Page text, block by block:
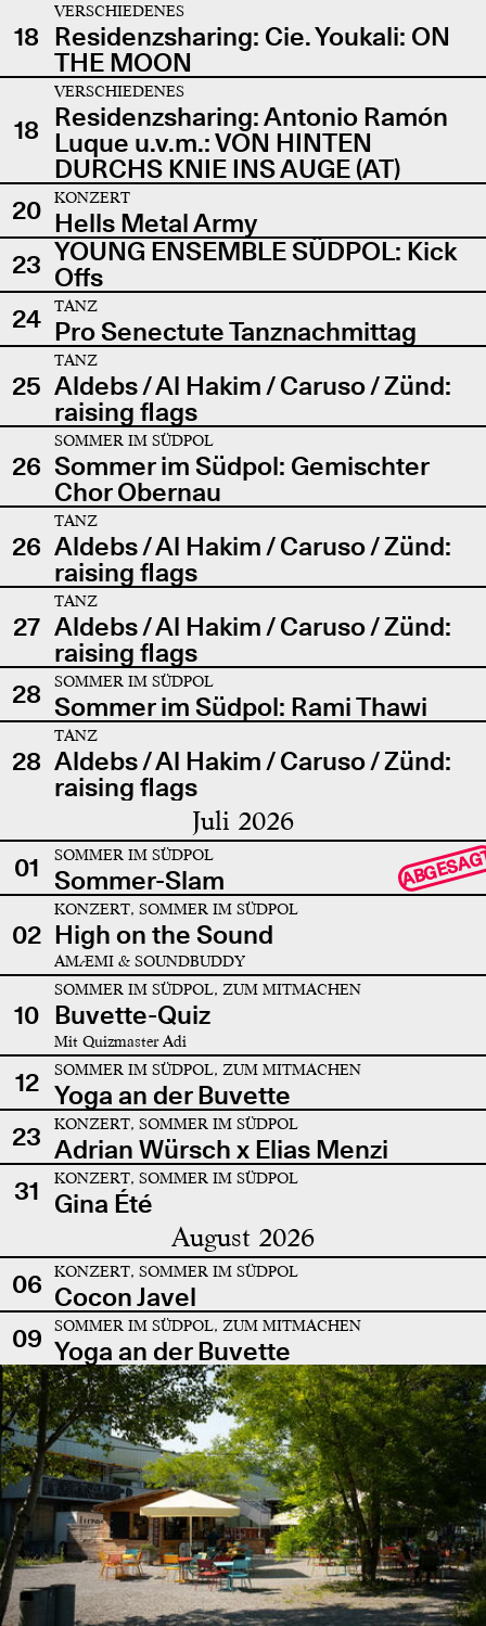
18
VERSCHIEDENES
Residenzsharing: Cie. Youkali: ON
THE MOON
18
VERSCHIEDENES
Residenzsharing: Antonio Ramón
Luque u.v.m.: VON HINTEN
DURCHS KNIE INS AUGE (AT)
20
KONZERT
Hells Metal Army
23 YOUNG ENSEMBLE SÜDPOL: Kick
Offs
24
TANZ
Pro Senectute Tanznachmittag
25
TANZ
Aldebs / Al Hakim / Caruso / Zünd:
raising flags
26
SOMMER IM SÜDPOL
Sommer im Südpol: Gemischter
Chor Obernau
26
TANZ
Aldebs / Al Hakim / Caruso / Zünd:
raising flags
27
TANZ
Aldebs / Al Hakim / Caruso / Zünd:
raising flags
28
SOMMER IM SÜDPOL
Sommer im Südpol: Rami Thawi
28
TANZ
Aldebs / Al Hakim / Caruso / Zünd:
raising flags
Juli 2026
01 SOMMER IM SÜDPOL
Sommer-Slam
02
KONZERT, SOMMER IM SÜDPOL
High on the Sound
AMÆMI & SOUNDBUDDY
10
SOMMER IM SÜDPOL, ZUM MITMACHEN
Buvette-Quiz
Mit Quizmaster Adi
12 SOMMER IM SÜDPOL, ZUM MITMACHEN
Yoga an der Buvette
23
KONZERT, SOMMER IM SÜDPOL
Adrian Würsch x Elias Menzi
31
KONZERT, SOMMER IM SÜDPOL
Gina Été
August 2026
06 KONZERT, SOMMER IM SÜDPOL
Cocon Javel
09
SOMMER IM SÜDPOL, ZUM MITMACHEN
Yoga an der Buvette